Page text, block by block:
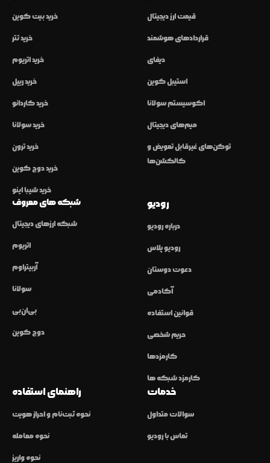
خرید بیت کوین
خرید تتر
خرید اتریوم
خرید ریپل
خرید کاردانو
خرید سولانا
خرید ترون
خرید دوج کوین
خرید شیبا اینو
قیمت ارز دیجیتال
قراردادهای هوشمند
دیفای
استیبل کوین
اکوسیستم سولانا
میم‌های دیجیتال
توکن‌های غیرقابل تعویض و
کالکشن‌ها
شبکه های معروف
شبکه ارزهای دیجیتال
اتریوم
آربیتراوم
سولانا
بی‌ان‌بی
دوج کوین
رودیو
درباره رودیو
رودیو پلاس
دعوت دوستان
آکادمی
قوانین استفاده
حریم شخصی
کارمزدها
کارمزد شبکه ها
راهنمای استفاده
نحوه ثبت‌نام و احراز هویت
نحوه معامله
نحوه واریز
خدمات
سوالات متداول
تماس با رودیو